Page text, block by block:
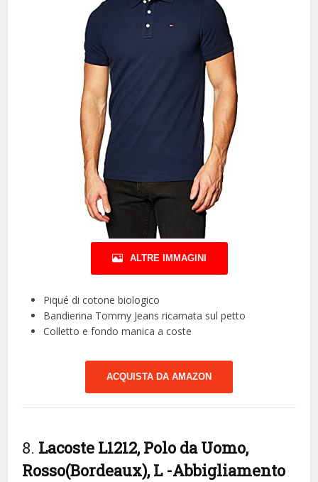
ALTRE IMMAGINI
Piqué di cotone biologico
Bandierina Tommy Jeans ricamata sul petto
Colletto e fondo manica a coste
ACQUISTA DA AMAZON
8. Lacoste L1212, Polo da Uomo,
Rosso(Bordeaux), L -Abbigliamento